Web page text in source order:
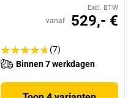
Excl. BTW
vanaf 529,- €
(7)
Binnen 7 werkdagen